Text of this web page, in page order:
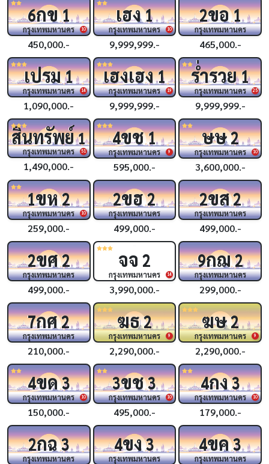
10
6กข1
กรุงเทพมหานคร
450,000.-
10
เฮง1
กรุงเทพมหานคร
9,999,999.-
2ขอ1
กรุงเทพมหานคร
465,000.-
14
เปรม1
กรุงเทพมหานคร
1,090,000.-
19
เฮงเฮง1
กรุงเทพมหานคร
9,999,999.-
25
ร่ำรวย1
กรุงเทพมหานคร
9,999,999.-
51
สินทรัพย์1
กรุงเทพมหานคร
1,490,000.-
9
4ขช1
กรุงเทพมหานคร
595,000.-
10
ษษ2
กรุงเทพมหานคร
3,600,000.-
10
1ขห2
กรุงเทพมหานคร
259,000.-
2ขฮ2
กรุงเทพมหานคร
499,000.-
2ขส2
กรุงเทพมหานคร
499,000.-
2ขศ2
กรุงเทพมหานคร
499,000.-
14
จจ 2
กรุงเทพมหานคร
3,990,000.-
9กฌ2
กรุงเทพมหานคร
299,000.-
7กศ2
กรุงเทพมหานคร
210,000.-
9
ฆธ2
กรุงเทพมหานคร
2,290,000.-
9
ฆษ2
กรุงเทพมหานคร
2,290,000.-
10
4ขด3
กรุงเทพมหานคร
150,000.-
10
3ขช3
กรุงเทพมหานคร
495,000.-
10
4กง3
กรุงเทพมหานคร
179,000.-
2กฉ3
กรุงเทพมหานคร
4ขง3
กรุงเทพมหานคร
4ขค3
กรุงเทพมหานคร